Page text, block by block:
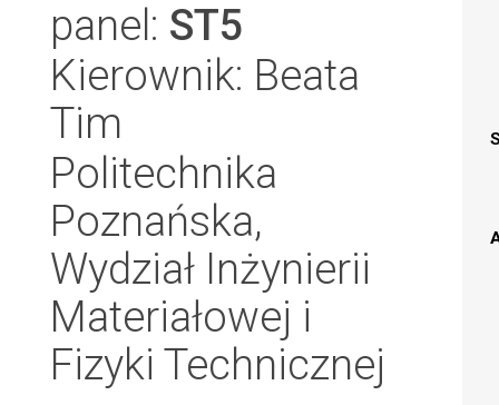
panel: ST5
Kierownik: Beata
Tim
Politechnika
Poznańska,
Wydział Inżynierii
Materiałowej i
Fizyki Technicznej